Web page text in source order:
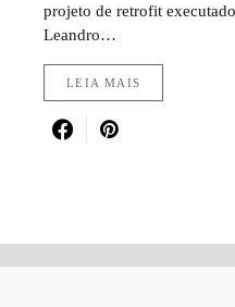
projeto de retrofit
Leandro…
LEIA MAIS